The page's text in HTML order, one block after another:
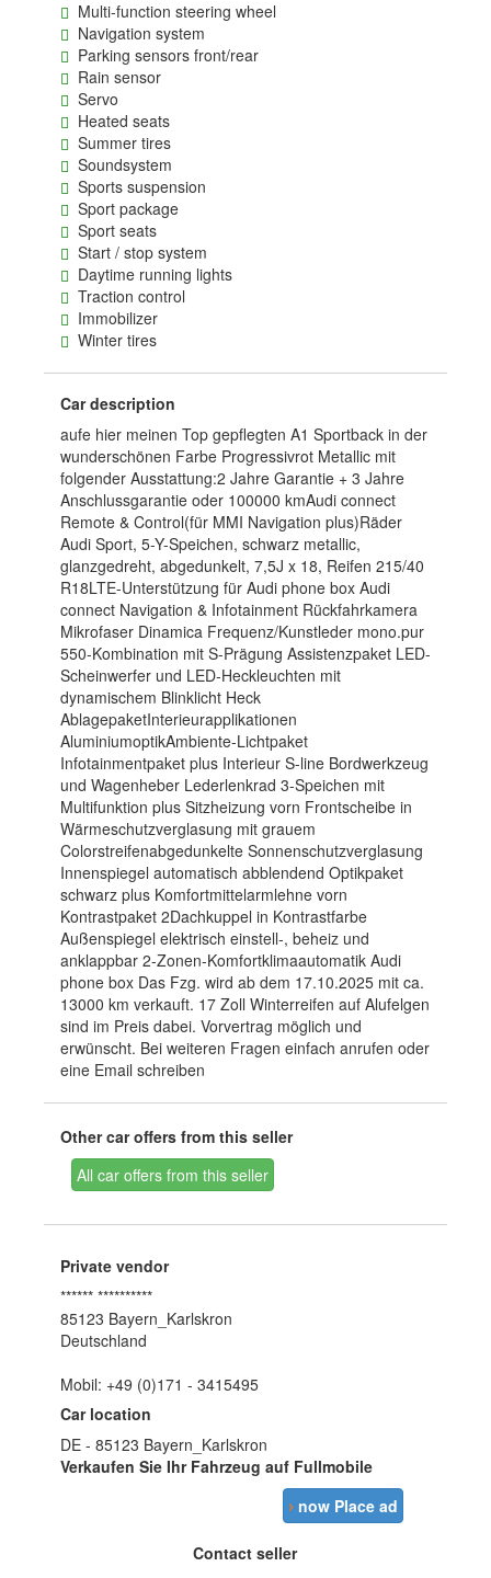
Multi-function steering wheel
Navigation system
Parking sensors front/rear
Rain sensor
Servo
Heated seats
Summer tires
Soundsystem
Sports suspension
Sport package
Sport seats
Start / stop system
Daytime running lights
Traction control
Immobilizer
Winter tires
Car description
aufe hier meinen Top gepflegten A1 Sportback in der
wunderschönen Farbe Progressivrot Metallic mit
folgender Ausstattung:2 Jahre Garantie + 3 Jahre
Anschlussgarantie oder 100000 kmAudi connect
Remote & Control(für MMI Navigation plus)Räder
Audi Sport, 5-Y-Speichen, schwarz metallic,
glanzgedreht, abgedunkelt, 7,5J x 18, Reifen 215/40
R18LTE-Unterstützung für Audi phone box Audi
connect Navigation & Infotainment Rückfahrkamera
Mikrofaser Dinamica Frequenz/Kunstleder mono.pur
550-Kombination mit S-Prägung Assistenzpaket LED-
Scheinwerfer und LED-Heckleuchten mit
dynamischem Blinklicht Heck
AblagepaketInterieurapplikationen
AluminiumoptikAmbiente-Lichtpaket
Infotainmentpaket plus Interieur S-line Bordwerkzeug
und Wagenheber Lederlenkrad 3-Speichen mit
Multifunktion plus Sitzheizung vorn Frontscheibe in
Wärmeschutzverglasung mit grauem
Colorstreifenabgedunkelte Sonnenschutzverglasung
Innenspiegel automatisch abblendend Optikpaket
schwarz plus Komfortmittelarmlehne vorn
Kontrastpaket 2Dachkuppel in Kontrastfarbe
Außenspiegel elektrisch einstell-, beheiz und
anklappbar 2-Zonen-Komfortklimaautomatik Audi
phone box Das Fzg. wird ab dem 17.10.2025 mit ca.
13000 km verkauft. 17 Zoll Winterreifen auf Alufelgen
sind im Preis dabei. Vorvertrag möglich und
erwünscht. Bei weiteren Fragen einfach anrufen oder
eine Email schreiben
Other car offers from this seller
All car offers from this seller
Private vendor
****** **********
85123 Bayern_Karlskron
Deutschland
Mobil: +49 (0)171 - 3415495
Car location
DE - 85123 Bayern_Karlskron
Verkaufen Sie Ihr Fahrzeug auf Fullmobile
› now Place ad
Contact seller